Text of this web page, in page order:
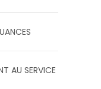
AU SERVICE